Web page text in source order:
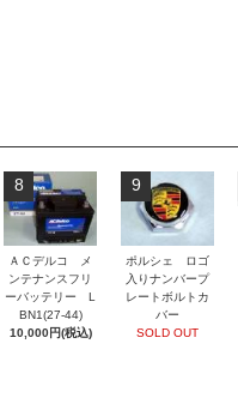
8
ＡＣデルコ メ
ンテナンスフリ
ーバッテリー L
BN1(27-44)
10,000円(税込)
9
ポルシェ ロゴ
入りナンバープ
レートボルトカ
バー
SOLD OUT